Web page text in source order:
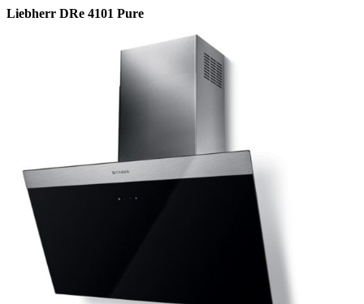
Liebherr DRe 4101 Pure